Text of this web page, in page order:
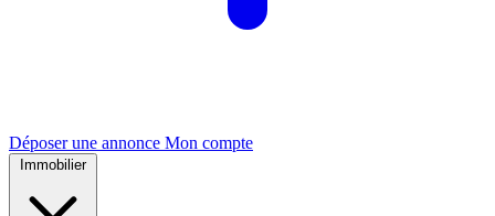
Déposer une annonce Mon compte
Immobilier